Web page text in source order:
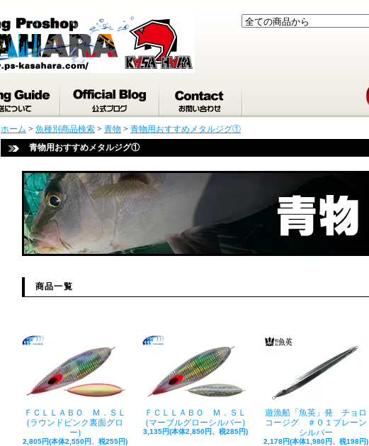
ホーム > 魚種別商品検索 > 青物 > 青物用おすすめメタルジグ①
青物用おすすめメタルジグ①
商品一覧
ＦＣＬＬＡＢＯ Ｍ．ＳＬ
(ラウンドピンク裏面グロ
ー)
2,805円(本体2,550円、税255円)
ＦＣＬＬＡＢＯ Ｍ．ＳＬ
(マーブルグローシルバー)
3,135円(本体2,850円、税285円)
遊漁船「魚英」発 チョロ
コージグ ＃０１プレーン
シルバー
2,178円(本体1,980円、税198円)